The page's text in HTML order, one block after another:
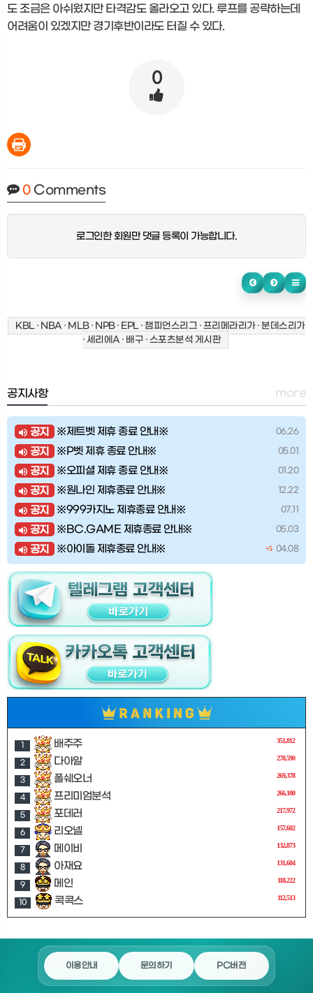
도 조금은 아쉬웠지만 타격감도 올라오고 있다. 루프를 공략하는데
어려움이 있겠지만 경기후반이라도 터질 수 있다.
0
0Comments
로그인한 회원만 댓글 등록이 가능합니다.
KBL · NBA · MLB · NPB · EPL · 챔피언스리그 · 프리메라리가 · 분데스리가
· 세리에A · 배구 · 스포츠분석 게시판
more
공지사항
06.26
공지 ※제트벳 제휴 종료 안내※
05.01
공지 ※P벳 제휴 종료 안내※
01.20
공지 ※오피셜 제휴 종료 안내※
12.22
공지 ※원나인 제휴종료 안내※
07.11
공지 ※999카지노 제휴종료 안내※
05.03
공지 ※BC.GAME 제휴종료 안내※
+5 04.08
공지 ※아이돌 제휴종료 안내※
351,812
1 배주주
278,590
2 다아알
269,378
3 폴쉐오너
266,100
4 프리미엄분석
217,972
5 포데러
157,602
6 리오넬
132,873
7 메이비
131,604
8 아재요
118,222
9 메인
112,513
10 콕콕스
이용안내 문의하기 PC버전